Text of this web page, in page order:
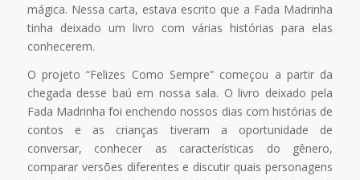
mágica. Nessa carta, estava escrito que a Fada Madrinha
tinha deixado um livro com várias histórias para elas
conhecerem.
O projeto “Felizes Como Sempre” começou a partir da
chegada desse baú em nossa sala. O livro deixado pela
Fada Madrinha foi enchendo nossos dias com histórias de
contos e as crianças tiveram a oportunidade de
conversar, conhecer as características do gênero,
comparar versões diferentes e discutir quais personagens